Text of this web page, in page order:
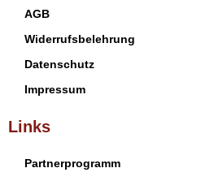
AGB
Widerrufsbelehrung
Datenschutz
Impressum
Links
Partnerprogramm